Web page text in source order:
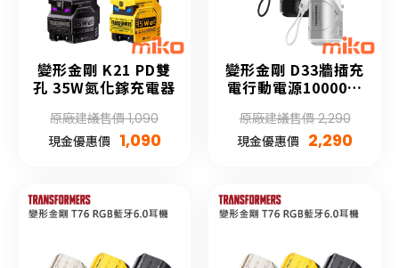
變形金剛 K21 PD雙
孔 35W氮化鎵充電器
原廠建議售價 1,090
現金優惠價 1,090
變形金剛 D33牆插充
電行動電源10000容
原廠建議售價 2,290
現金優惠價 2,290